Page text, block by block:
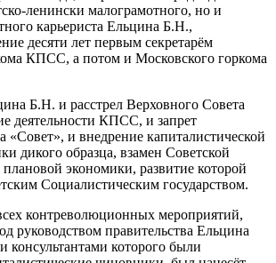
ленински малограмотного, но и
карьериста Ельцина Б.Н.,
десяти лет первым секретарём
КПСС, а потом и Московского горкома
Б.Н. и расстрел Верховного Совета
деятельности КПСС, и запрет
«Совет», и внедрение капиталистической
дикого образца, взамен Советской
экономики, развитие которой
Социалистическим государством.
контреволюционных мероприятий,
руководством правительства Ельцина
консультантами которого были